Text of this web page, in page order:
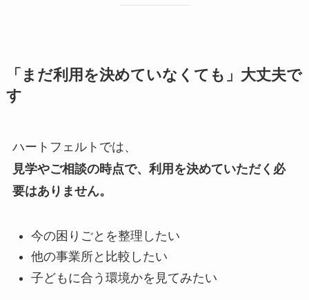
「まだ利用を決めていなくても」大丈夫で
す
ハートフェルトでは、
見学やご相談の時点で、利用を決めていただく必
要はありません。
今の困りごとを整理したい
他の事業所と比較したい
子どもに合う環境かを見てみたい